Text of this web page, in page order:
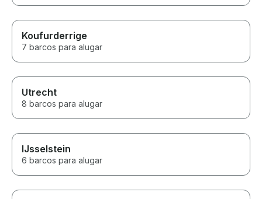
Koufurderrige
7 barcos para alugar
Utrecht
8 barcos para alugar
IJsselstein
6 barcos para alugar